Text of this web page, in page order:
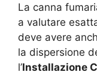
La canna
a valutare
deve avere
la dispersione
l’Installazione